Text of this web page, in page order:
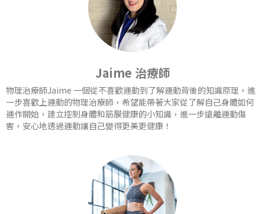
Jaime 治療師
物理治療師Jaime 一個從不喜歡運動到了解運動背後的知識原理，進
一步喜歡上運動的物理治療師，希望能帶著大家從了解自己身體如何
運作開始，建立控制身體和筋膜健康的小知識，進一步遠離運動傷
害，安心地透過運動讓自己變得更美更健康！